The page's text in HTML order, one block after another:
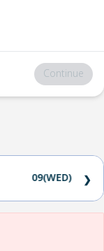
Continue
09(WED) ❯